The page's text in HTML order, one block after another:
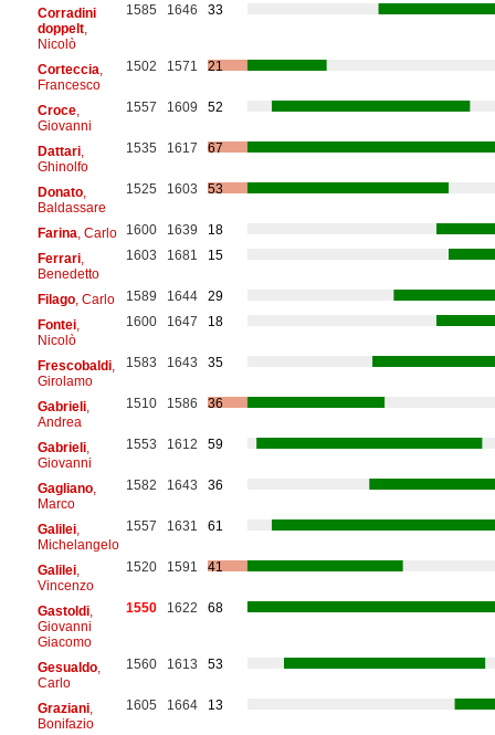
Corradini
doppelt,
Nicolò
1585 1646 33
Corteccia
Francesco
1502 1571 21
Croce,
Giovanni
1557 1609 52
Dattari,
Ghinolfo
1535 1617 67
Donato,
Baldassare
1525 1603 53
Farina , Carlo 1600 1639
18
Ferrari,
Benedetto
1603 1681 15
Filago, Carlo 1589 1644
29
Fontei,
Nicolò
1600 1647 18
Frescobaldi,
Girolamo
1583 1643 35
Gabrieli,
Andrea
1510 1586 36
Gabrieli,
Giovanni
1553 1612 59
Gagliano,
Marco
1582 1643 36
Galilei,
Michelangelo
1557 1631 61
Galilei,
Vincenzo
1520 1591 41
Gastoldi,
Giovanni
Giacomo
1550 1622 68
Gesualdo,
Carlo
1560 1613 53
Graziani,
Bonifazio
1605 1664 13